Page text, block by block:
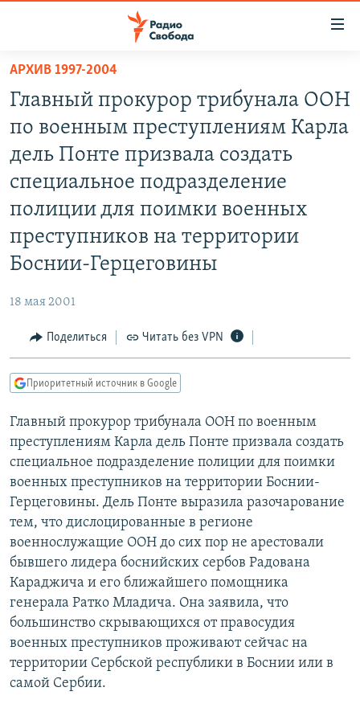
упрощенного
доступа
основному
содержанию
главной
навигации
АВТОРСКИЕ ПРОЕКТЫ
МНЕНИЯ
КУЛЬТУРА
IDEL.РЕАЛИИ
СИБИРЬ.РЕАЛИИ
РАСПИСАНИЕ ВЕЩАНИЯ
СОЦИАЛЬНЫЕ СЕТИ
Все сайты РСЕ/РС
АРХИВ 1997-2004
Главный прокурор трибунала ООН
по военным преступлениям Карла
дель Понте призвала создать
специальное подразделение
полиции для поимки военных
преступников на территории
Боснии-Герцеговины
18 мая 2001
Поделиться Читать без VPN
Приоритетный источник в Google
Главный прокурор трибунала ООН по военным
преступлениям Карла дель Понте призвала создать
специальное подразделение полиции для поимки
военных преступников на территории Боснии-
Герцеговины. Дель Понте выразила разочарование
тем, что дислоцированные в регионе
военнослужащие ООН до сих пор не арестовали
бывшего лидера боснийских сербов Радована
Караджича и его ближайшего помощника
генерала Ратко Младича. Она заявила, что
большинство скрывающихся от правосудия
военных преступников проживают сейчас на
территории Сербской республики в Боснии или в
самой Сербии.